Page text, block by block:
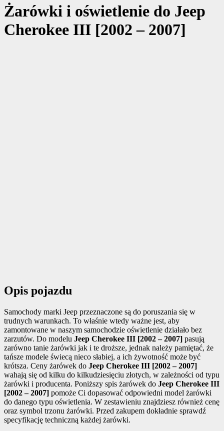
Żarówki i oświetlenie do Jeep
Cherokee III [2002 – 2007]
Opis pojazdu
Samochody marki Jeep przeznaczone są do poruszania się w
trudnych warunkach. To właśnie wtedy ważne jest, aby
zamontowane w naszym samochodzie oświetlenie działało bez
zarzutów. Do modelu Jeep Cherokee III [2002 – 2007] pasują
zarówno tanie żarówki jak i te droższe, jednak należy pamiętać, że
tańsze modele świecą nieco słabiej, a ich żywotność może być
krótsza. Ceny żarówek do Jeep Cherokee III [2002 – 2007]
wahają się od kilku do kilkudziesięciu złotych, w zależności od typu
żarówki i producenta. Poniższy spis żarówek do Jeep Cherokee III
[2002 – 2007] pomoże Ci dopasować odpowiedni model żarówki
do danego typu oświetlenia. W zestawieniu znajdziesz również cenę
oraz symbol trzonu żarówki. Przed zakupem dokładnie sprawdź
specyfikację techniczną każdej żarówki.